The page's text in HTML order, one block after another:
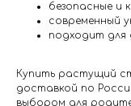
безопасные и
современный
подходит для
Купить растущий
доставкой по
выбором для